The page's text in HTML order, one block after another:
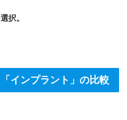
択。
「インプラント」の比較